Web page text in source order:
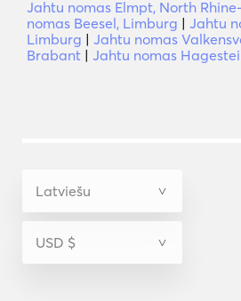
Jahtu nomas Elmpt, North
nomas Beesel, Limburg | Jahtu
Limburg | Jahtu nomas
Brabant | Jahtu nomas